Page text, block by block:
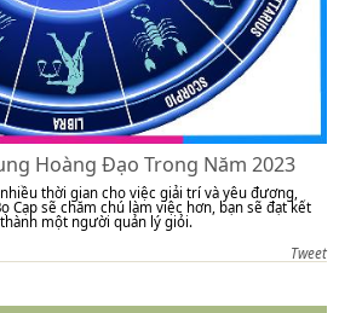
Hoàng Đạo Trong Năm 2023
thời gian cho việc giải trí và yêu đương,
Cạp sẽ chăm chú làm việc hơn, bạn sẽ đạt kết
một người quản lý giỏi.
Tweet